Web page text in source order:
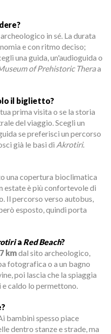
in sé. La durata
e con ritmo deciso;
una guida, un'audioguida o
of Prehistoric Theraa
il biglietto?
prima visita o se la storia
del viaggio. Scegli un
se preferisci un percorso
già le basi di Akrotiri.
una copertura bioclimatica
estate è più confortevole di
Il percorso verso autobus,
esposto, quindi porta
a Red Beach?
kmdal sito archeologico,
fotografica o a un bagno
poi lascia che la spiaggia
caldo lo permettono.
bambini spesso piace
dentro stanze e strade, ma